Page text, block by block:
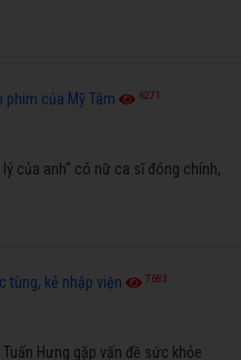
phim của Mỹ Tâm 6271
của anh" có nữ ca sĩ đóng chính,
tùng, kẻ nhập viện 7683
Hưng gặp vấn đề sức khỏe